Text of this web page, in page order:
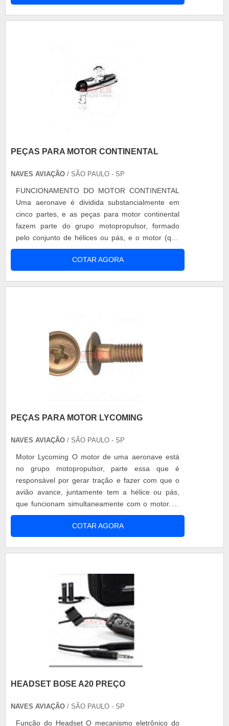
Para que ambas as ocasiões sejam cumpridas
PEÇAS PARA MOTOR CONTINENTAL
NAVES AVIAÇÃO / SÃO PAULO - SP
FUNCIONAMENTO DO MOTOR CONTINENTAL
Uma aeronave é dividida substancialmente em
cinco partes, e as peças para motor continental
fazem parte do grupo motopropulsor, formado
pelo conjunto de hélices ou pás, e o motor (que
dá origem ao nome). Parte essa que é
responsável por gerar tração para que o avião
consiga avançar, a força gerada pelo motor é o
COTAR AGORA
PEÇAS PARA MOTOR LYCOMING
NAVES AVIAÇÃO / SÃO PAULO - SP
Motor Lycoming O motor de uma aeronave está
no grupo motopropulsor, parte essa que é
responsável por gerar tração e fazer com que o
avião avance, juntamente tem a hélice ou pás,
que funcionam simultaneamente com o motor. O
motor Lycoming é bastante conhecido no
mercado aeronáutico, classificado como o tipo
radial de motor, entre as peças para motor
COTAR AGORA
HEADSET BOSE A20 PREÇO
NAVES AVIAÇÃO / SÃO PAULO - SP
Função do Headset O mecanismo eletrônico do